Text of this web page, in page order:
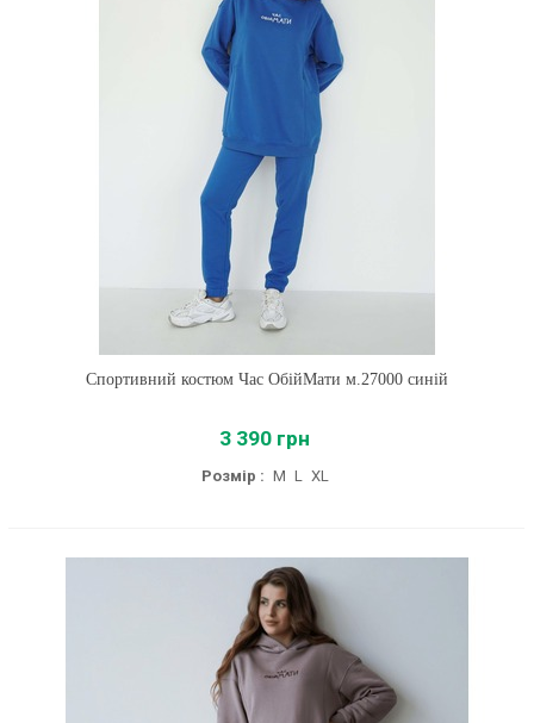
Спортивний костюм Час ОбійМати м.27000 синій
3 390 грн
Розмір : M L XL